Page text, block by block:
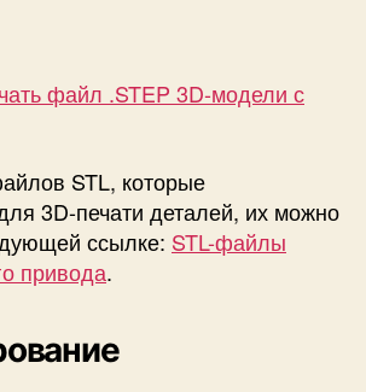
файл .STEP 3D-модели с
STL, которые
3D-печати деталей, их можно
ссылке: STL-файлы
привода.